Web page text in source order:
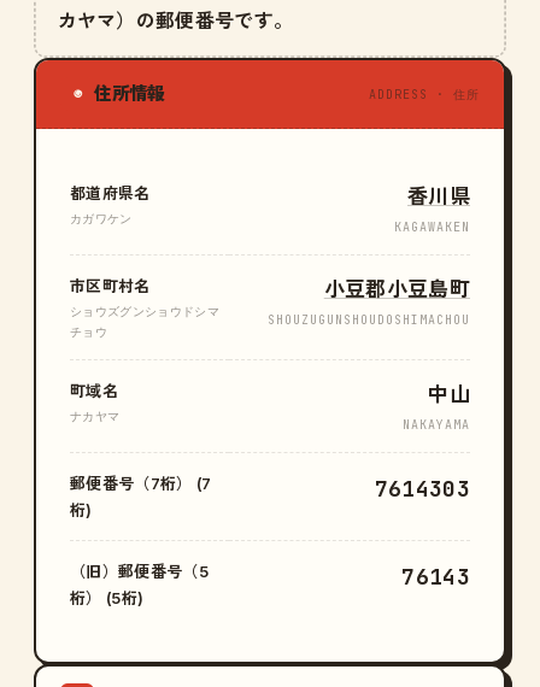
カヤマ）の郵便番号です。
◉ 住所情報 ADDRESS · 住所
都道府県名
カガワケン
香川県
KAGAWAKEN
市区町村名
ショウズグンショウドシマ
チョウ
小豆郡小豆島町
SHOUZUGUNSHOUDOSHIMACHOU
町域名
ナカヤマ
中山
NAKAYAMA
郵便番号（7桁） (7
桁)
7614303
（旧）郵便番号（5
桁） (5桁)
76143